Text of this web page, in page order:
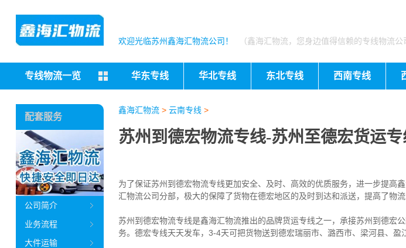
欢迎光临苏州鑫海汇物流公司！ （鑫海汇物流，您身边值得信赖的专线物流公
专线物流一览 华东专线 华北专线 东北专线 西南专线
鑫海汇物流> 云南专线 >
苏州到德宏物流专线-苏州至德宏货运专
为了保证苏州到德宏物流专线更加安全、及时、高效的优质服务，进一步提高
汇物流公司分部，极大的保障了货物在德宏地区的及时到达和派送，提高了物流
苏州到德宏物流专线是鑫海汇物流推出的品牌货运专线之一， 承接苏州到德宏
务。 德宏专线天天发车，3-4天可把货物送到德宏瑞丽市、潞西市、梁河县、盈
配套服务
公司简介
业务流程
大件运输